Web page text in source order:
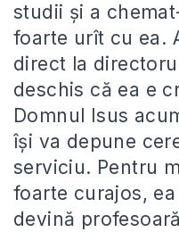
studii și a
foarte urît cu ea.
direct la
deschis că ea e
Domnul Isus
își va depune
serviciu. Pentru
foarte curajos,
devină